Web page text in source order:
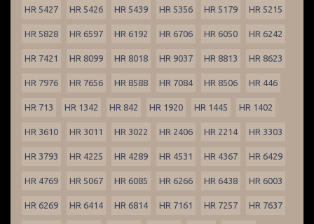
HR 5427 HR 5426 HR 5439 HR 5356 HR 5179 HR 5215
HR 5828 HR 6597 HR 6192 HR 6706 HR 6050 HR 6242
HR 7421 HR 8099 HR 8018 HR 9037 HR 8813 HR 8623
HR 7976 HR 7656 HR 8588 HR 7084 HR 8506 HR 446
HR 713 HR 1342 HR 842 HR 1920 HR 1445 HR 1402
HR 3610 HR 3011 HR 3022 HR 2406 HR 2214 HR 3303
HR 3793 HR 4225 HR 4289 HR 4531 HR 4367 HR 6429
HR 4769 HR 5067 HR 6085 HR 6266 HR 6438 HR 6003
HR 6269 HR 6414 HR 6814 HR 7161 HR 7257 HR 7637